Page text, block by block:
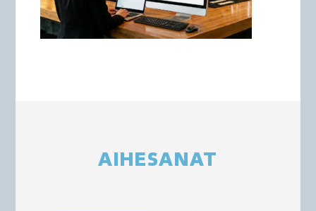
AIHESANAT